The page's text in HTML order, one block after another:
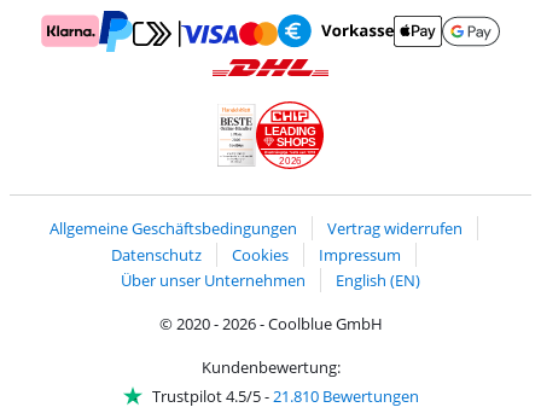
Zahlung mit PayPal
Zahlung mit Mastercard und Visa über Click to Pay
Zahlung mit Vorkasse
2026
LEADING
SHOPS
Allgemeine Geschäftsbedingungen
Vertrag widerrufen
Datenschutz
Cookies
Impressum
Über unser Unternehmen
English (EN)
© 2020 - 2026 - Coolblue GmbH
Kundenbewertung:
Trustpilot 4.5/5-21.810 Bewertungen